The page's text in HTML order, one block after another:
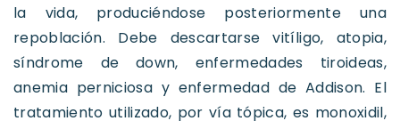
la vida, produciéndose posteriormente una
repoblación. Debe descartarse vitíligo, atopia,
síndrome de down, enfermedades tiroideas,
anemia perniciosa y enfermedad de Addison. El
tratamiento utilizado, por vía tópica, es monoxidil,